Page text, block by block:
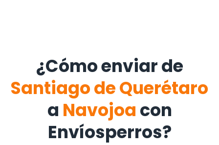
¿Cómo enviar de
Santiago de Querétaro
a Navojoa con
Envíosperros?